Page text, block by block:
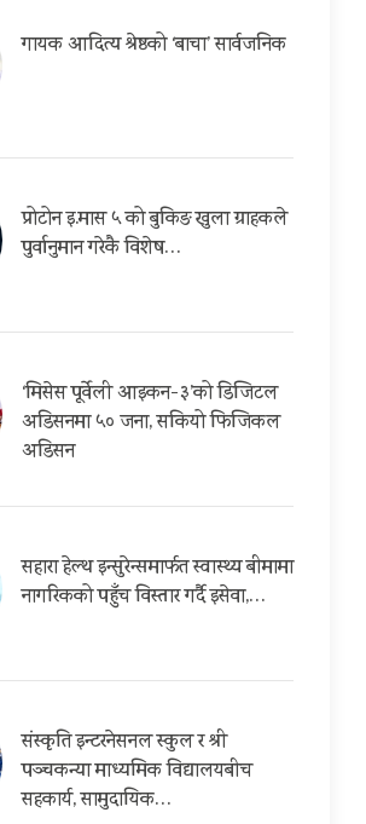
गायक आदित्य श्रेष्ठको ‘बाचा’ सार्वजनिक
प्रोटोन इ.मास ५ को बुकिङ खुला ग्राहकले
पुर्वानुमान गरेकै विशेष…
‘मिसेस पूर्वेली आइकन-३’को डिजिटल
अडिसनमा ५० जना, सकियो फिजिकल
अडिसन
सहारा हेल्थ इन्सुरेन्समार्फत स्वास्थ्य बीमामा
नागरिकको पहुँच विस्तार गर्दै इसेवा,…
संस्कृति इन्टरनेसनल स्कुल र श्री
पञ्चकन्या माध्यमिक विद्यालयबीच
सहकार्य, सामुदायिक…